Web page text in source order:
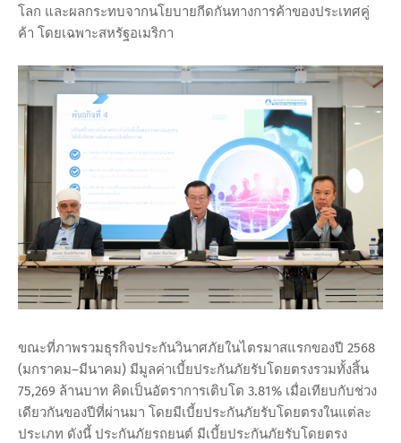
โลก และผลกระทบจากนโยบายกีดกันทางการค้าของประเทศคู่
ค้า โดยเฉพาะสหรัฐอเมริกา
ขณะที่ภาพรวมธุรกิจประกันวินาศภัยในไตรมาสแรกของปี 2568
(มกราคม–มีนาคม) มีมูลค่าเบี้ยประกันภัยรับโดยตรงรวมทั้งสิ้น
75,269 ล้านบาท คิดเป็นอัตราการเติบโต 3.81% เมื่อเทียบกับช่วง
เดียวกันของปีที่ผ่านมา โดยมีเบี้ยประกันภัยรับโดยตรงในแต่ละ
ประเภท ดังนี้ ประกันภัยรถยนต์ มีเบี้ยประกันภัยรับโดยตรง